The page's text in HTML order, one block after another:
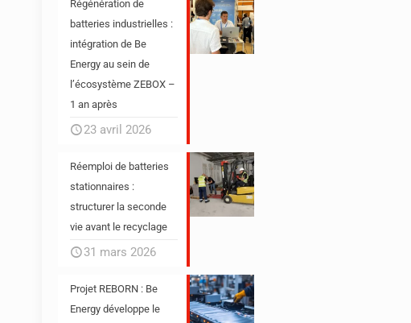
Régénération de
batteries industrielles :
intégration de Be
Energy au sein de
l’écosystème ZEBOX –
1 an après
23 avril 2026
Réemploi de batteries
stationnaires :
structurer la seconde
vie avant le recyclage
31 mars 2026
Projet REBORN : Be
Energy développe le